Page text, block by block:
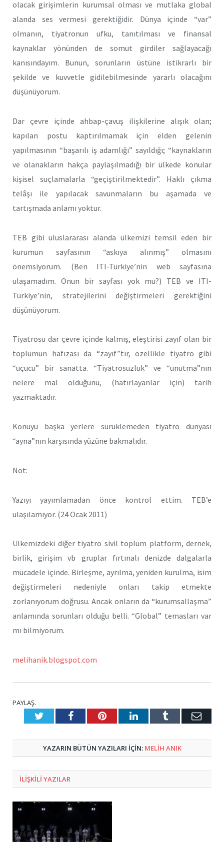
olacak girişimlerin kurumsal olması ve mutlaka global
alanda ses vermesi gerektiğidir. Dünya içinde “var”
olmanın, tiyatronun ufku, tanıtılması ve finansal
kaynaklar yönünden de somut girdiler sağlayacağı
kanısındayım. Bunun, sorunların üstüne istikrarlı bir
şekilde ve kuvvetle gidilebilmesinde yararlı olacağını
düşünüyorum.
Dar çevre içinde ahbap-çavuş ilişkilerine alışık olan;
kapılan postu kaptırılmamak için elden gelenin
yapılmasının “başarılı iş adamlığı” sayıldığı; “kaynakların
ve olanakların hakça paylaşılmadığı bir ülkede konular
kişisel suçlamalarla “geçiştirilmektedir”. Haklı çıkma
telâşı ile yapılacak savunmaların bu aşamada ve
tartışmada anlamı yoktur.
TEB gibi uluslararası alanda ülkemizi temsil eden bir
kurumun sayfasının “askıya alınmış” olmasını
önemsiyorum. (Ben ITI-Türkiye’nin web sayfasına
ulaşamadım. Onun bir sayfası yok mu?) TEB ve ITI-
Türkiye’nin, stratejilerini değiştirmeleri gerektiğini
düşünüyorum.
Tiyatrosu dar çevre içinde kalmış, eleştirisi zayıf olan bir
toplumun hafızası da “zayıf”tır, özellikle tiyatro gibi
“uçucu” bir sanatta. “Tiyatrosuzluk” ve “unutma”nın
nelere mal olduğunu, (hatırlayanlar için) tarih
yazmaktadır.
Konuyu başka yerlere sürüklemeden tiyatro dünyası
“ayna”nın karşısında yüzüne bakmalıdır.
Not:
Yazıyı yayımlamadan önce kontrol ettim. TEB’e
ulaşılamıyor. (24 Ocak 2011)
Ülkemizdeki diğer tiyatro sivil toplum platform, dernek,
birlik, girişim vb gruplar fırtınalı denizde dalgalarla
mücadele içinde. Birleşme, ayrılma, yeniden kurulma, isim
değiştirmeleri nedeniyle onları takip etmekte
zorlanıyorum doğrusu. Ancak onların da “kurumsallaşma”
anlamında sorunları olduğu belli. “Global” temasları var
mı bilmiyorum.
melihanik.blogspot.com
PAYLAŞ.
TwitterFacebookPinterestLinkedInTumblr E-
YAZARIN BÜTÜN YAZILARI IÇIN: MELIH ANIK
ILIŞKILI YAZILAR